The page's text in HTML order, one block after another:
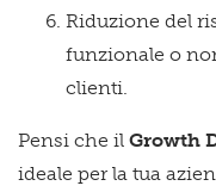
Riduzione del
funzionale o
clienti.
Pensi che il Growth
ideale per la tua